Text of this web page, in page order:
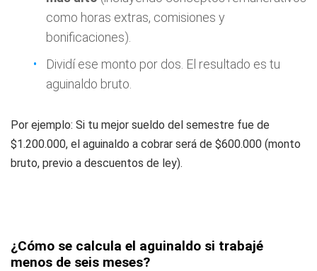
como horas extras, comisiones y
bonificaciones).
Dividí ese monto por dos. El resultado es tu
aguinaldo bruto.
Por ejemplo: Si tu mejor sueldo del semestre fue de
$1.200.000, el aguinaldo a cobrar será de $600.000 (monto
bruto, previo a descuentos de ley).
¿Cómo se calcula el aguinaldo si trabajé
menos de seis meses?